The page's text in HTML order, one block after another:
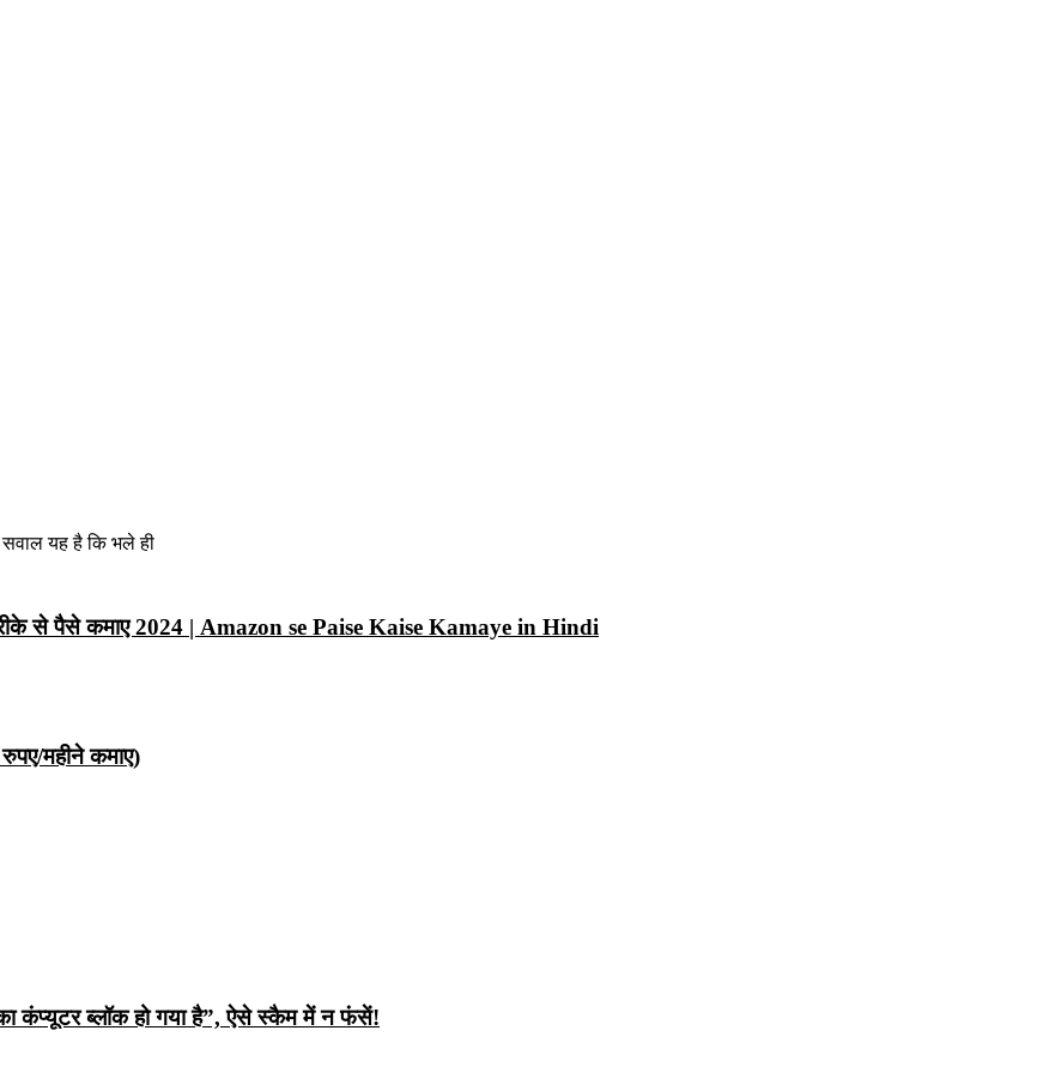
यह है कि भले ही
से पैसे कमाए 2024 | Amazon se Paise Kaise Kamaye in Hindi
महीने कमाए)
कंप्यूटर ब्लॉक हो गया है”, ऐसे स्कैम में न फंसें!